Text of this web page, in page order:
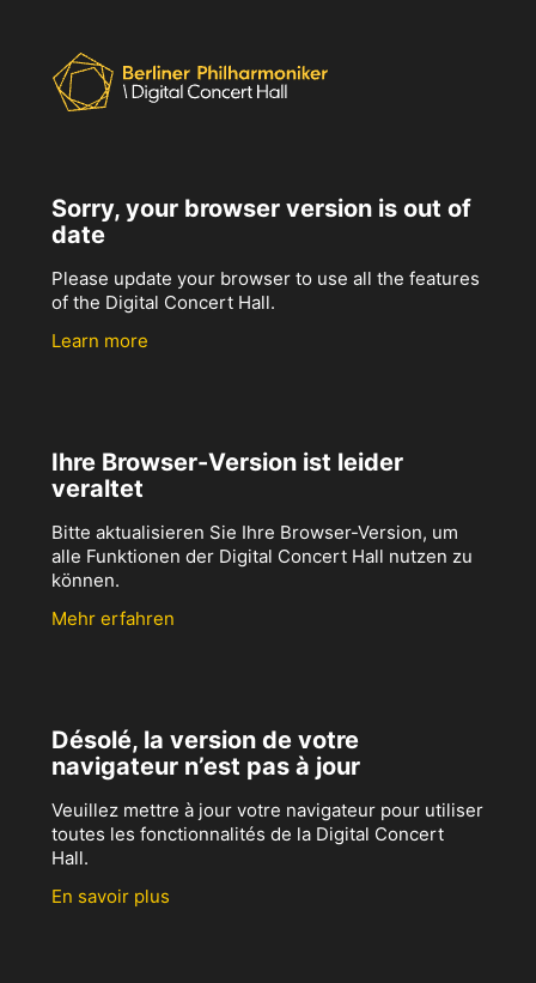
Sorry, your browser version is out of
date
Please update your browser to use all the features
of the Digital Concert Hall.
Learn more
Ihre Browser-Version ist leider
veraltet
Bitte aktualisieren Sie Ihre Browser-Version, um
alle Funktionen der Digital Concert Hall nutzen zu
können.
Mehr erfahren
Désolé, la version de votre
navigateur n’est pas à jour
Veuillez mettre à jour votre navigateur pour utiliser
toutes les fonctionnalités de la Digital Concert
Hall.
En savoir plus